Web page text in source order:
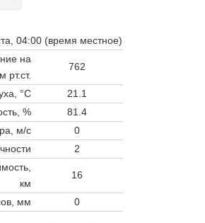
04:00 (время местное)
на
рт.ст.
762
°C
21.1
%
81.4
м/с
0
2
км
16
мм 0